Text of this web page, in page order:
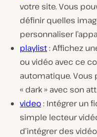
votre site. Vous
définir quelles
personnaliser
playlist: Affichez
ou vidéo avec ce
automatique. Vous
« dark » avec son
video: Intégrer un
simple lecteur
d’intégrer des